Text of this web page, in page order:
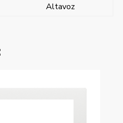
Altavoz